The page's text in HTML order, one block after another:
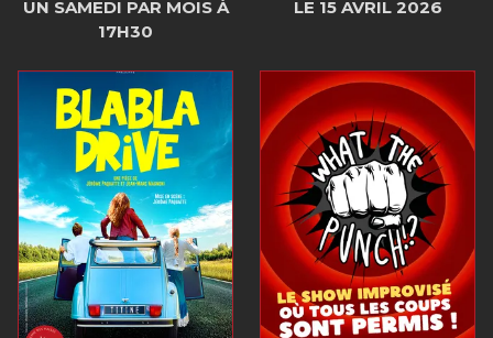
UN SAMEDI PAR MOIS À
17H30
LE 15 AVRIL 2026